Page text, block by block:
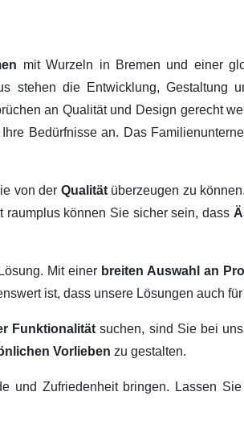
mit Wurzeln in Bremen und einer
stehen die Entwicklung, Gestaltung
an Qualität und Design gerecht
Bedürfnisse an. Das
von der Qualität überzeugen zu
raumplus können Sie sicher sein, dass
Mit einer breiten Auswahl an
ist, dass unsere Lösungen auch für
Funktionalitätsuchen, sind Sie bei
Vorlieben zu gestalten.
und Zufriedenheit bringen. Lassen